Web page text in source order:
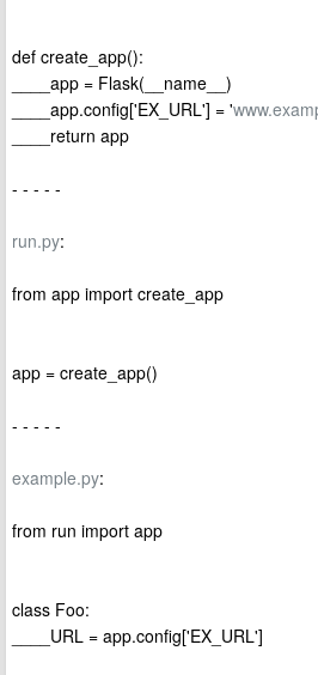
def create_app():
____app = Flask(__name__)
____app.config['EX_URL'] = '
____return app
- - - - -
run.py:
from app import create_app
app = create_app()
- - - - -
example.py:
from run import app
class Foo:
____URL = app.config['EX_URL']